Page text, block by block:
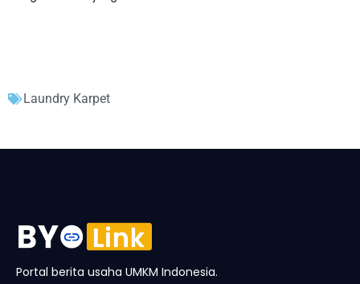
Laundry Karpet
Portal berita usaha UMKM Indonesia.